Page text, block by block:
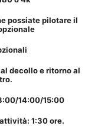
possiate pilotare il
decollo e ritorno al
14:00/15:00
1:30 ore.